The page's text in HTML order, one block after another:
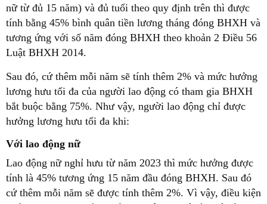
nữ từ đủ 15 năm) và đủ tuổi theo quy định trên thì được
tính bằng 45% bình quân tiền lương tháng đóng BHXH và
tương ứng với số năm đóng BHXH theo khoản 2 Điều 56
Luật BHXH 2014.
Sau đó, cứ thêm mỗi năm sẽ tính thêm 2% và mức hưởng
lương hưu tối đa của người lao động có tham gia BHXH
bắt buộc bằng 75%. Như vậy, người lao động chỉ được
hưởng lương hưu tối đa khi:
Với lao động nữ
Lao động nữ nghỉ hưu từ năm 2023 thì mức hưởng được
tính là 45% tương ứng 15 năm đầu đóng BHXH. Sau đó
cứ thêm mỗi năm sẽ được tính thêm 2%. Vì vậy, điều kiện